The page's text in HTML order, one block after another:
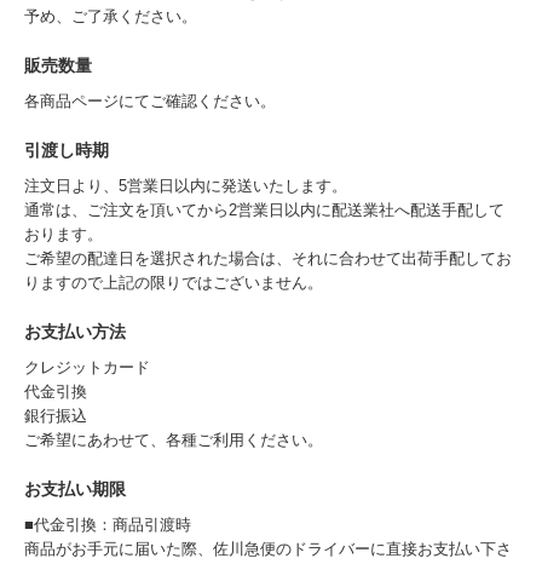
予め、ご了承ください。
販売数量
各商品ページにてご確認ください。
引渡し時期
注文日より、5営業日以内に発送いたします。
通常は、ご注文を頂いてから2営業日以内に配送業社へ配送手配して
おります。
ご希望の配達日を選択された場合は、それに合わせて出荷手配してお
りますので上記の限りではございません。
お支払い方法
クレジットカード
代金引換
銀行振込
ご希望にあわせて、各種ご利用ください。
お支払い期限
■代金引換：商品引渡時
商品がお手元に届いた際、佐川急便のドライバーに直接お支払い下さ